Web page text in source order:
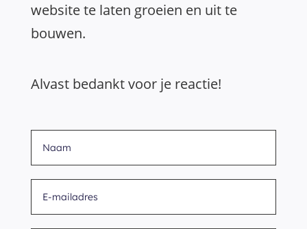
website te laten groeien en uit te
bouwen.
Alvast bedankt voor je reactie!